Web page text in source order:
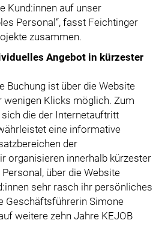
Kund:innen auf unser
Personal“, fasst Feichtinger
zusammen.
Angebot in kürzester
Buchung ist über die Website
wenigen Klicks möglich. Zum
die der Internetauftritt
eine informative
der
organisieren innerhalb kürzester
über die Website
sehr rasch ihr persönliches
Geschäftsführerin Simone
weitere zehn Jahre KEJOB